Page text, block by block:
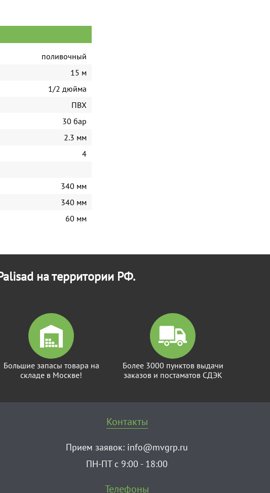
поливочный
15 м
1/2 дюйма
ПВХ
30 бар
2.3 мм
4
340 мм
340 мм
60 мм
на территории РФ.
Большие запасы товара на
складе в Москве!
Более 3000 пунктов выдачи
заказов и постаматов СДЭК
Контакты
Прием заявок: info@mvgrp.ru
ПН-ПТ с 9:00 - 18:00
Телефоны